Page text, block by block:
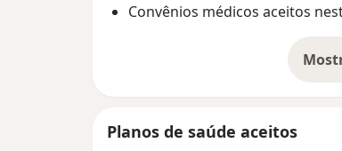
Convênios médicos aceitos
Planos de saúde aceitos